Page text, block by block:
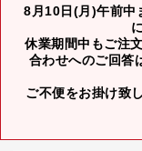
8月10日(月)午前中
休業期間中もご注
合わせへのご回答
ご不便をお掛け致
お知らせ 2024年12月
2026年3月7
お知らせ 2025年7月